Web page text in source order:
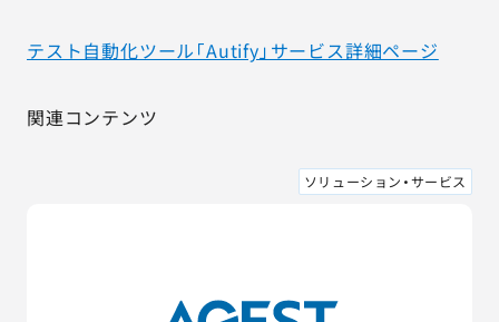
テスト自動化ツール「Autify」サービス詳細ページ
関連コンテンツ
ソリューション・サービス